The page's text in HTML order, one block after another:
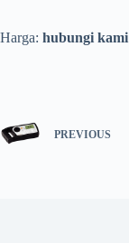
Harga: hubungi kami
PREVIOUS